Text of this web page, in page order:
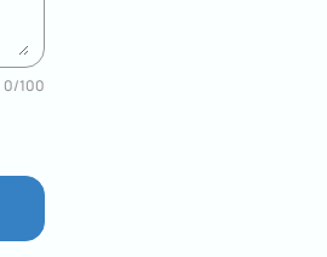
0/100